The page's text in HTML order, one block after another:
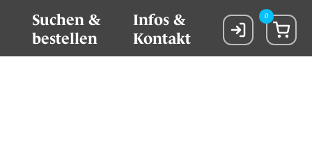
Suchen &
bestellen
Infos &
Kontakt
0